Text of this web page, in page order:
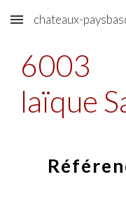
Skip to main content
chateaux-
6003
laïque